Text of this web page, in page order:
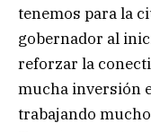
tenemos para la
gobernador al
reforzar la
mucha inversión
trabajando